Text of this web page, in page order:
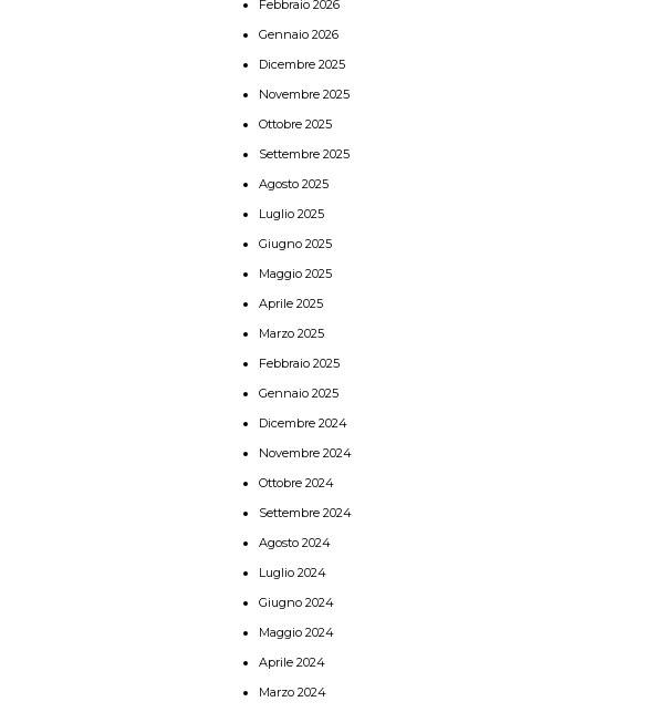
Febbraio 2026
Gennaio 2026
Dicembre 2025
Novembre 2025
Ottobre 2025
Settembre 2025
Agosto 2025
Luglio 2025
Giugno 2025
Maggio 2025
Aprile 2025
Marzo 2025
Febbraio 2025
Gennaio 2025
Dicembre 2024
Novembre 2024
Ottobre 2024
Settembre 2024
Agosto 2024
Luglio 2024
Giugno 2024
Maggio 2024
Aprile 2024
Marzo 2024